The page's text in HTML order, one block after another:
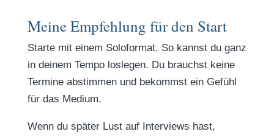
Meine Empfehlung für den Start
Starte mit einem Soloformat. So kannst du ganz
in deinem Tempo loslegen. Du brauchst keine
Termine abstimmen und bekommst ein Gefühl
für das Medium.
Wenn du später Lust auf Interviews hast,